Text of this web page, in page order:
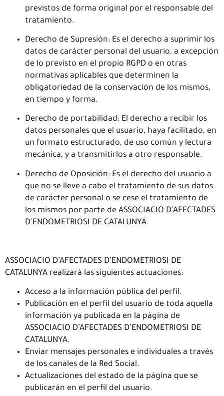
previstos de forma original por el responsable del
tratamiento.
Derecho de Supresión: Es el derecho a suprimir los
datos de carácter personal del usuario, a excepción
de lo previsto en el propio RGPD o en otras
normativas aplicables que determinen la
obligatoriedad de la conservación de los mismos,
en tiempo y forma.
Derecho de portabilidad: El derecho a recibir los
datos personales que el usuario, haya facilitado, en
un formato estructurado, de uso común y lectura
mecánica, y a transmitirlos a otro responsable.
Derecho de Oposición: Es el derecho del usuario a
que no se lleve a cabo el tratamiento de sus datos
de carácter personal o se cese el tratamiento de
los mismos por parte de ASSOCIACIO D’AFECTADES
D’ENDOMETRIOSI DE CATALUNYA.
ASSOCIACIO D’AFECTADES D’ENDOMETRIOSI DE
CATALUNYA realizará las siguientes actuaciones:
Acceso a la información pública del perfil.
Publicación en el perfil del usuario de toda aquella
información ya publicada en la página de
ASSOCIACIO D’AFECTADES D’ENDOMETRIOSI DE
CATALUNYA.
Enviar mensajes personales e individuales a través
de los canales de la Red Social.
Actualizaciones del estado de la página que se
publicarán en el perfil del usuario.